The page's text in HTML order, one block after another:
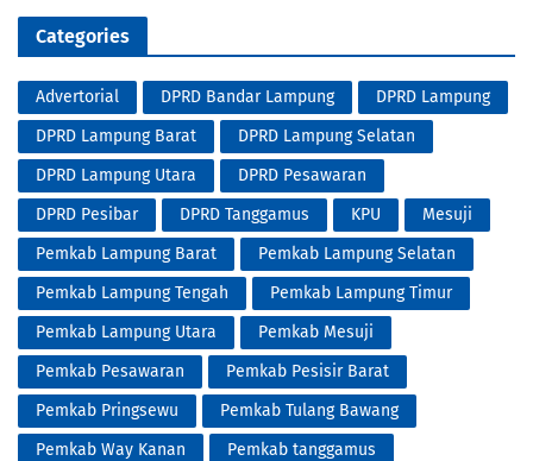
Categories
Advertorial DPRD Bandar Lampung
DPRD Lampung
DPRD Lampung Barat
DPRD Lampung Selatan
DPRD Lampung Utara
DPRD Pesawaran
DPRD Pesibar
DPRD Tanggamus KPU
Mesuji
Pemkab Lampung Barat
Pemkab Lampung Selatan
Pemkab Lampung Tengah
Pemkab Lampung Timur
Pemkab Lampung Utara
Pemkab Mesuji
Pemkab Pesawaran
Pemkab Pesisir Barat
Pemkab Pringsewu
Pemkab Tulang Bawang
Pemkab Way Kanan
Pemkab tanggamus